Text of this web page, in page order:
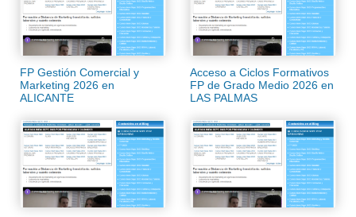
FP Gestión Comercial y
Marketing 2026 en
ALICANTE
Acceso a Ciclos Formativos
FP de Grado Medio 2026 en
LAS PALMAS